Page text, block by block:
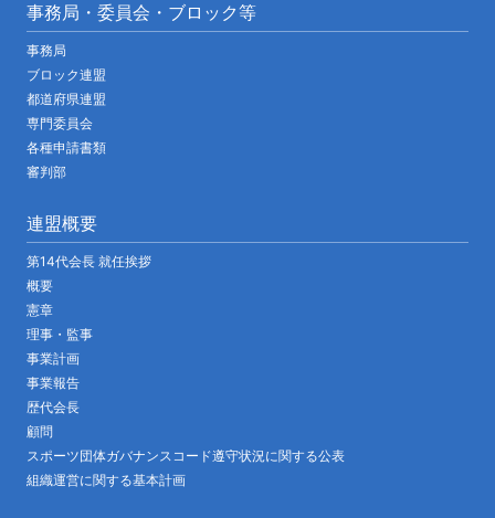
事務局・委員会・ブロック等
事務局
ブロック連盟
都道府県連盟
専門委員会
各種申請書類
審判部
連盟概要
第14代会長 就任挨拶
概要
憲章
理事・監事
事業計画
事業報告
歴代会長
顧問
スポーツ団体ガバナンスコード遵守状況に関する公表
組織運営に関する基本計画